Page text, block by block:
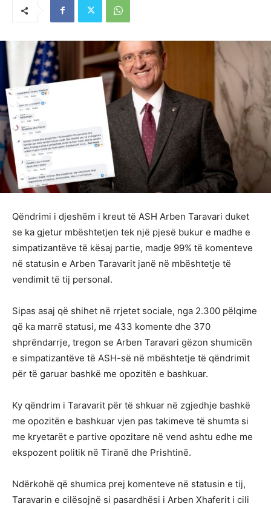
Qëndrimi i djeshëm i kreut të ASH Arben Taravari duket
se ka gjetur mbështetjen tek një pjesë bukur e madhe e
simpatizantëve të kësaj partie, madje 99% të komenteve
në statusin e Arben Taravarit janë në mbështetje të
vendimit të tij personal.
Sipas asaj që shihet në rrjetet sociale, nga 2.300 pëlqime
që ka marrë statusi, me 433 komente dhe 370
shprëndarrje, tregon se Arben Taravari gëzon shumicën
e simpatizantëve të ASH-së në mbështetje të qëndrimit
për të garuar bashkë me opozitën e bashkuar.
Ky qëndrim i Taravarit për të shkuar në zgjedhje bashkë
me opozitën e bashkuar vjen pas takimeve të shumta si
me kryetarët e partive opozitare në vend ashtu edhe me
ekspozent politik në Tiranë dhe Prishtinë.
Ndërkohë që shumica prej komenteve në statusin e tij,
Taravarin e cilësojnë si pasardhësi i Arben Xhaferit i cili